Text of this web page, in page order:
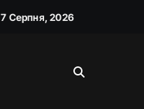
7 Серпня, 2026